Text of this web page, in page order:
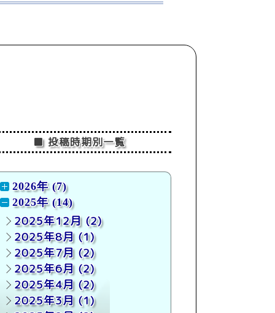
■ 投稿時期別一覧
2026年 (7)
2025年 (14)
2025年12月(2)
2025年8月(1)
2025年7月(2)
2025年6月(2)
2025年4月(2)
2025年3月(1)